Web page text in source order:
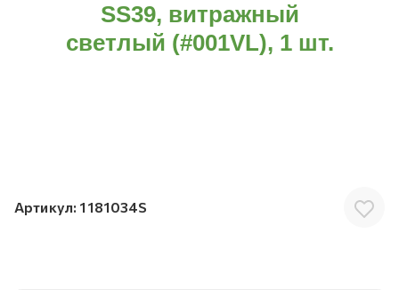
SS39, витражный
светлый (#001VL), 1 шт.
Артикул: 1181034S